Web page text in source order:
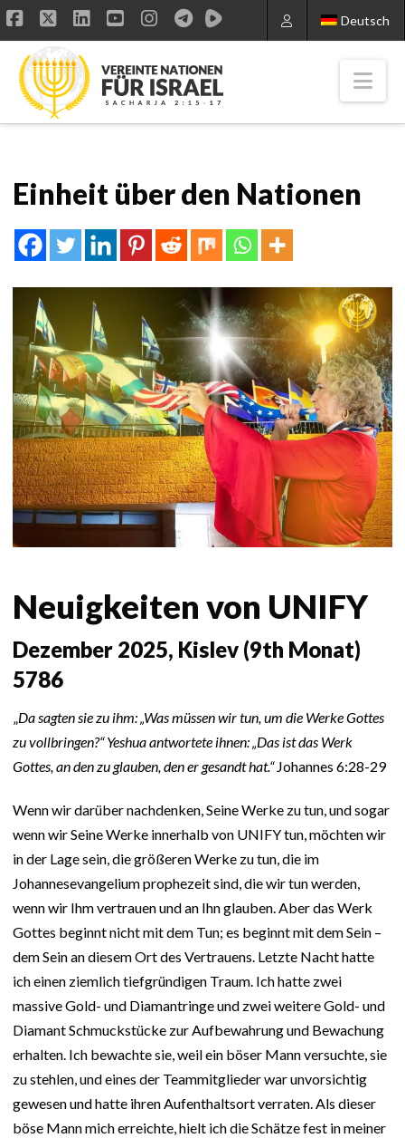
Deutsch
Facebook
X LinkedIn
YouTube
Instagram
Einheit über den Nationen
Neuigkeiten von UNIFY
Dezember 2025, Kislev (9th Monat)
5786
„Da sagten sie zu ihm: „Was müssen wir tun, um die Werke Gottes
zu vollbringen?“ Yeshua antwortete ihnen: „Das ist das Werk
Gottes, an den zu glauben, den er gesandt hat.“Johannes 6:28-29
Wenn wir darüber nachdenken, Seine Werke zu tun, und sogar
wenn wir Seine Werke innerhalb von UNIFY tun, möchten wir
in der Lage sein, die größeren Werke zu tun, die im
Johannesevangelium prophezeit sind, die wir tun werden,
wenn wir Ihm vertrauen und an Ihn glauben. Aber das Werk
Gottes beginnt nicht mit dem Tun; es beginnt mit dem Sein –
dem Sein an diesem Ort des Vertrauens. Letzte Nacht hatte
ich einen ziemlich tiefgründigen Traum. Ich hatte zwei
massive Gold- und Diamantringe und zwei weitere Gold- und
Diamant Schmuckstücke zur Aufbewahrung und Bewachung
erhalten. Ich bewachte sie, weil ein böser Mann versuchte, sie
zu stehlen, und eines der Teammitglieder war unvorsichtig
gewesen und hatte ihren Aufenthaltsort verraten. Als dieser
böse Mann mich erreichte, hielt ich die Schätze fest in meiner